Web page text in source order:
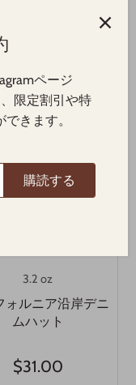
プションを表
示
3.2 oz
ォルニア沿岸デニ
ムハット
$31.00
ページ
限定割引や特
きます。
購読する